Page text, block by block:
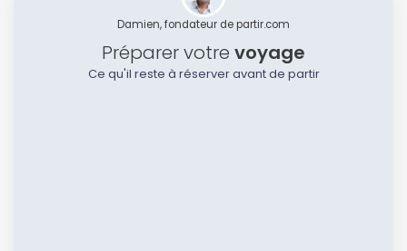
Damien, fondateur de partir.com
Préparer votre voyage
Ce qu'il reste à réserver avant de partir